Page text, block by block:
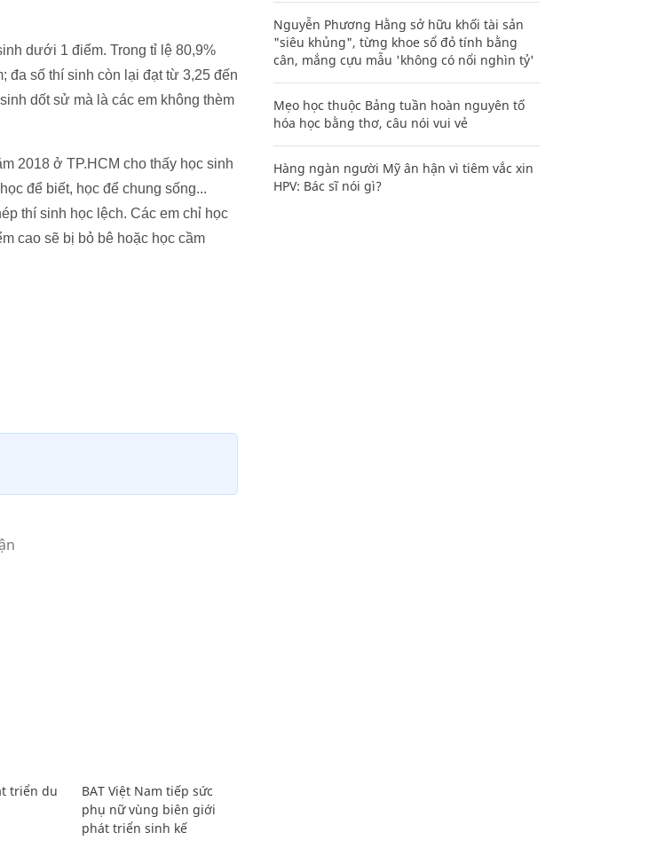
dưới 1 điểm. Trong tỉ lệ 80,9%
đa số thí sinh còn lại đạt từ 3,25 đến
dốt sử mà là các em không thèm
2018 ở TP.HCM cho thấy học sinh
để biết, học để chung sống...
thí sinh học lệch. Các em chỉ học
cao sẽ bị bỏ bê hoặc học cầm
triển du
BAT Việt Nam tiếp sức
phụ nữ vùng biên giới
phát triển sinh kế
Nguyễn Phương Hằng sở hữu khối tài sản
"siêu khủng", từng khoe sổ đỏ tính bằng
cân, mắng cựu mẫu 'không có nổi nghìn tỷ'
Mẹo học thuộc Bảng tuần hoàn nguyên tố
hóa học bằng thơ, câu nói vui vẻ
Hàng ngàn người Mỹ ân hận vì tiêm vắc xin
HPV: Bác sĩ nói gì?